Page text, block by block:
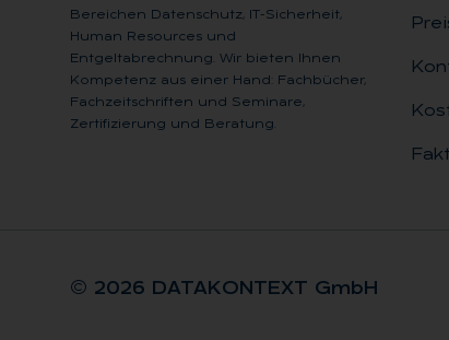
Bereichen Datenschutz, IT-Sicherheit,
Human Resources und
Entgeltabrechnung. Wir bieten Ihnen
Kompetenz aus einer Hand: Fachbücher,
Fachzeitschriften und Seminare,
Zertifizierung und Beratung.
© 2026 DA­TA­KON­TEXT GmbH